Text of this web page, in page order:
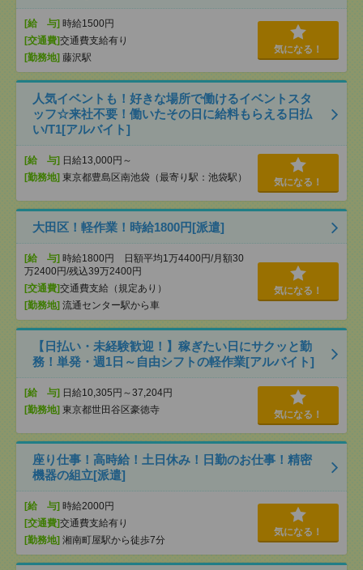
[給 与] 時給1500円
[交通費]交通費支給有り
[勤務地] 藤沢駅
気になる！
人気イベントも！好きな場所で働けるイベントスタ
ッフ☆来社不要！働いたその日に給料もらえる日払
い/T1[アルバイト]
[給 与] 日給13,000円～
[勤務地] 東京都豊島区南池袋（最寄り駅：池袋駅） 気になる！
大田区！軽作業！時給1800円[派遣]
[給 与] 時給1800円 日額平均1万4400円/月額30
万2400円/残込39万2400円
[交通費]交通費支給（規定あり）
[勤務地] 流通センター駅から車
気になる！
【日払い・未経験歓迎！】稼ぎたい日にサクッと勤
務！単発・週1日～自由シフトの軽作業[アルバイト]
[給 与] 日給10,305円～37,204円
[勤務地] 東京都世田谷区豪徳寺 気になる！
座り仕事！高時給！土日休み！日勤のお仕事！精密
機器の組立[派遣]
[給 与] 時給2000円
[交通費]交通費支給有り
[勤務地] 湘南町屋駅から徒歩7分
気になる！